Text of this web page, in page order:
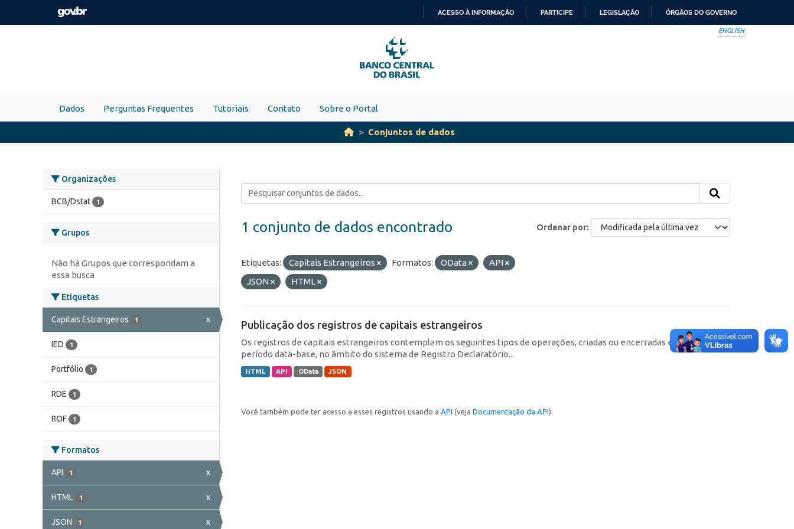
Skip to main content
PARA
O
CONTEÚDO
ACESSO À INFORMAÇÃO PARTICIPE LEGISLAÇÃO ÓRGÃOS DO GOVERNO
ENGLISH
Dados Perguntas Frequentes Tutoriais Contato Sobre o Portal
Conjuntos de dados
Organizações
BCB/Dstat 1
Grupos
Não há Grupos que correspondam a
essa busca
Etiquetas
Capitais Estrangeiros 1 x
IED 1
Portfólio 1
RDE 1
ROF 1
Formatos
API 1 x
HTML 1 x
JSON 1 x
Ordenar por
1 conjunto de dados encontrado
Etiquetas: Capitais Estrangeiros Formatos: OData
API
JSON
HTML
Publicação dos registros de capitais estrangeiros
Os registros de capitais estrangeiros contemplam os seguintes tipos de operações, criadas ou encerradas em cada
período data-base, no âmbito do sistema de Registro Declaratório...
HTML API OData JSON
Você também pode ter acesso a esses registros usando a API (veja Documentação da API).